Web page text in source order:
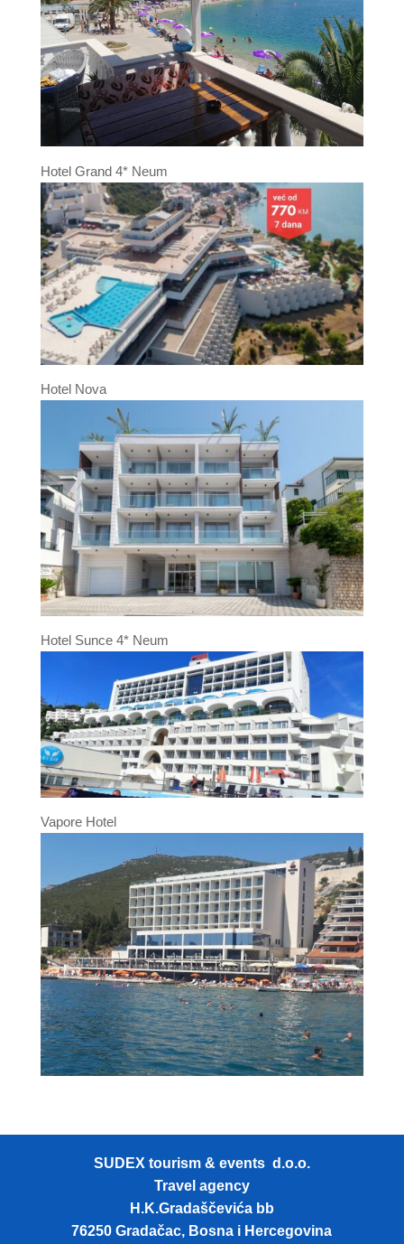
Hotel Grand 4* Neum
Hotel Nova
Hotel Sunce 4* Neum
Vapore Hotel
SUDEX tourism & events d.o.o.
Travel agency
H.K.Gradaščevića bb
76250 Gradačac, Bosna i Hercegovina